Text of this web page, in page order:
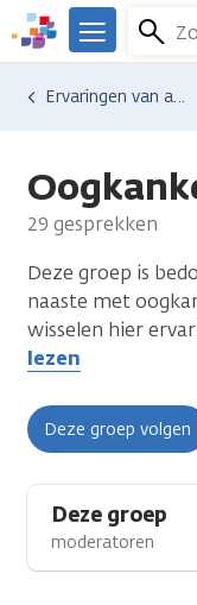
Overslaan
en
naar
We
er
Kanker.nl
Menu
Ervaringen van anderen
29 gesprekken
Deze groep is
naaste met
wisselen hier
lezen
Deze groep volgen
Deze groep
moderatoren